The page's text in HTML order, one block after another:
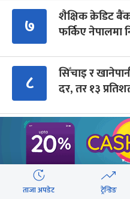
७
शैक्षिक क्रेडिट
फर्किए नेपालमा
८
सिँचाइ र
दर, तर १३
९ संसद्‍मा
ताजा अपडेट ट्रेन्डिङ